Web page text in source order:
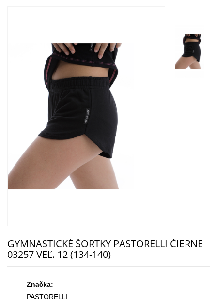
GYMNASTICKÉ ŠORTKY PASTORELLI ČIERNE
03257 VEĽ. 12 (134-140)
Značka:
PASTORELLI